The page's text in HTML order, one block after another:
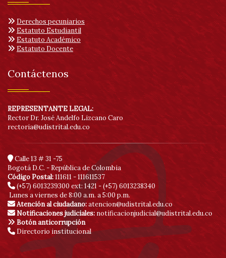
Derechos pecuniarios
Estatuto Estudiantil
Estatuto Académico
Estatuto Docente
Contáctenos
REPRESENTANTE LEGAL:
Rector Dr. José Andelfo Lizcano Caro
rectoria@udistrital.edu.co
Calle 13 # 31 -75
Bogotá D.C. - República de Colombia
Código Postal:111611 - 111611537
(+57) 6013239300 ext: 1421 - (+57) 6013238340
Lunes a viernes de 8:00 a.m. a 5:00 p.m.
Atención al ciudadano:atencion@udistrital.edu.co
Notificaciones judiciales: notificacionjudicial@udistrital.edu.co
Botón anticorrupción
Directorio institucional